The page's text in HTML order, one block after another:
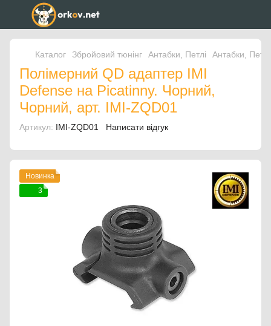
Каталог Збройовий тюнінг Антабки, Петлі Антабки,
Полімерний QD адаптер IMI
Defense на Picatinny. Чорний,
Чорний, арт. IMI-ZQD01
Артикул: IMI-ZQD01 Написати відгук
Новинка
3